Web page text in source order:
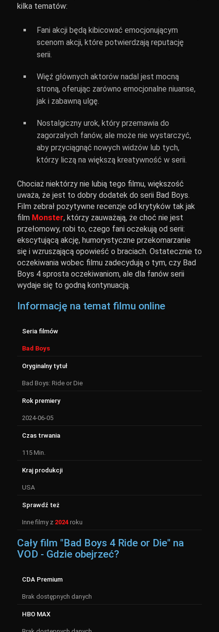
kilka tematów:
Fani akcji będą kibicować emocjonującym
scenom akcji, które potwierdzają reputację
serii.
Więź głównych aktorów nadal jest mocną
stroną, oferując zarówno emocjonalne niuanse,
jak i zabawną ulgę.
Nostalgiczny urok, który przemawia do
zagorzałych fanów, ale może nie wystarczyć,
aby przyciągnąć nowych widzów lub tych,
którzy liczą na większą kreatywność w serii.
Chociaż niektórzy nie lubią tego filmu, większość
uważa, że jest to dobry dodatek do serii Bad Boys.
Film zebrał pozytywne recenzje od krytyków tak jak
film Monster, którzy zauważają, że choć nie jest
przełomowy, robi to, czego fani oczekują od serii:
ekscytującą akcję, humorystyczne przekomarzanie
się i wzruszającą opowieść o braciach. Ostatecznie to
oczekiwania wobec filmu zadecydują o tym, czy Bad
Boys 4 sprosta oczekiwaniom, ale dla fanów serii
wydaje się to godną kontynuacją.
Informację na temat filmu online
Seria filmów
Bad Boys
Oryginalny tytuł
Bad Boys: Ride or Die
Rok premiery
2024-06-05
Czas trwania
115 Min.
Kraj produkcji
USA
Sprawdź też
Inne filmy z 2024 roku
Cały film "Bad Boys 4 Ride or Die" na
VOD - Gdzie obejrzeć?
CDA Premium
Brak dostępnych danych
HBO MAX